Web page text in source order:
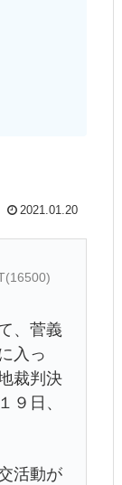
2021.01.20
、菅義
入っ
裁判決
９日、
活動が